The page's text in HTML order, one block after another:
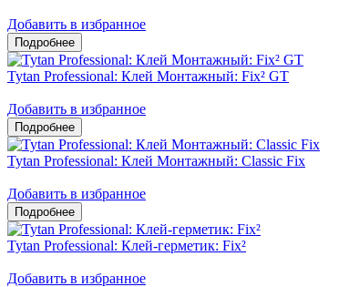
Добавить в избранное
Tytan Professional: Клей Монтажный: Fix² GT
Добавить в избранное
Tytan Professional: Клей Монтажный: Classic Fix
Добавить в избранное
Tytan Professional: Клей-герметик: Fix²
Добавить в избранное